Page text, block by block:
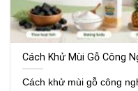
Cách Khử Mùi Gỗ Công
Cách khử mùi gỗ công